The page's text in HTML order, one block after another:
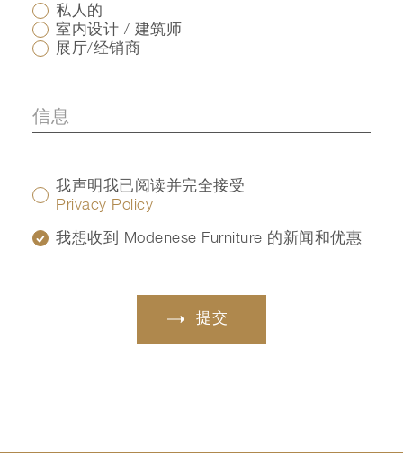
私人的
室内设计 / 建筑师
展厅/经销商
我声明我已阅读并完全接受
Privacy Policy
我想收到 Modenese Furniture 的新闻和优惠
提交